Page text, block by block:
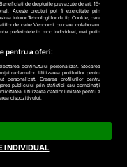
de drepturile prevazute de art. 15-
Aceste drepturi pot fi exercitate prin
tuturor Tehnologiilor de tip Cookie, care
de catre Vendor-ii cu care colaboram.
preferintele in mod individual, mai putin
pentru a oferi:
conținutului personalizat. Stocarea
reclamelor. Utilizarea profilurilor pentru
personalizat. Crearea profilurilor pentru
publicului prin statistici sau combinații
Utilizarea datelor limitate pentru a
dispozitivului.
INDIVIDUAL